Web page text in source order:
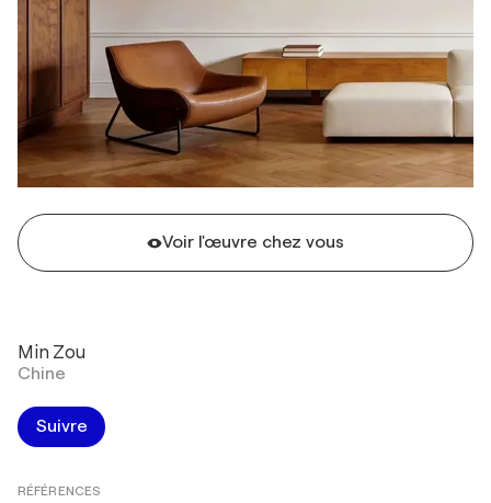
Voir l'œuvre chez vous
Min Zou
Chine
Suivre
RÉFÉRENCES